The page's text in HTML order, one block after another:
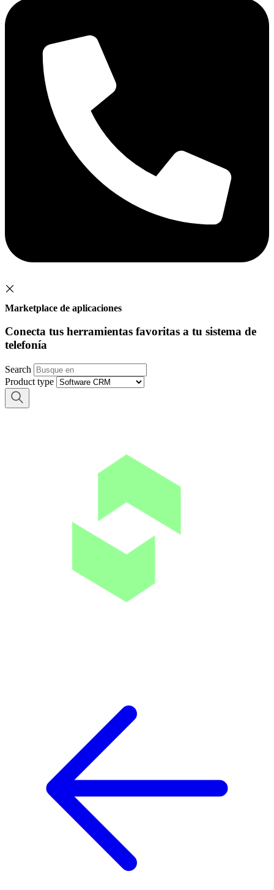
Marketplace de aplicaciones
Conecta tus herramientas favoritas a tu sistema de
telefonía
Search
Product type